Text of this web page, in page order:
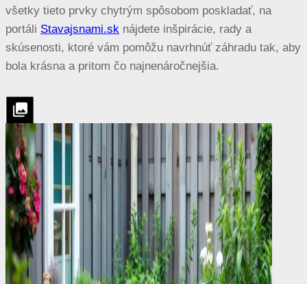
všetky tieto prvky chytrým spôsobom poskladať, na
portáli Stavajsnami.sk nájdete inšpirácie, rady a
skúsenosti, ktoré vám pomôžu navrhnúť záhradu tak, aby
bola krásna a pritom čo najnenáročnejšia.